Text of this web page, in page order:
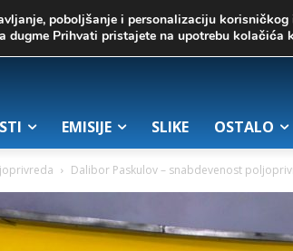
02. август 2026.
EMISIJE SLIKE OSTALO
Dalibor Paskulov – snabdevenost
poboljšanje i personalizaciju
dugme Prihvati pristajete na upotrebu kolačića